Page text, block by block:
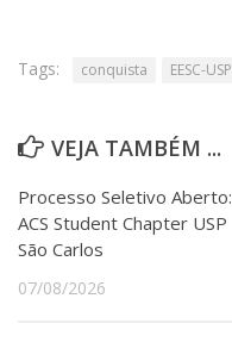
Tags: conquista EESC-USP
VEJA TAMBÉM ...
Processo Seletivo Aberto:
ACS Student Chapter USP
São Carlos
07/08/2026